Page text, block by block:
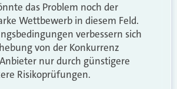
das Problem noch der
Wettbewerb in diesem Feld.
verbessern sich
von der Konkurrenz
nur durch günstigere
Risikoprüfungen.